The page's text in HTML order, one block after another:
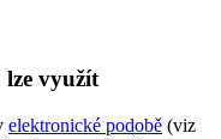
využít
elektronické podobě (viz